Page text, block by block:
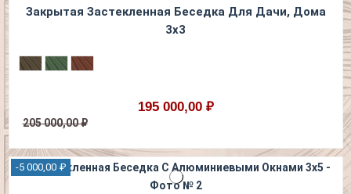
Закрытая Застекленная Беседка Для Дачи, Дома
3х3
195 000,00 ₽
205 000,00 ₽
-5 000,00 ₽